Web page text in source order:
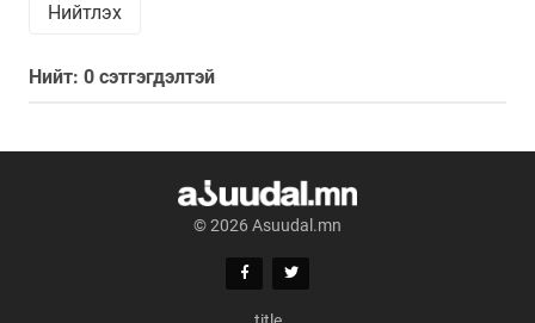
Нийтлэх
Нийт: 0 сэтгэгдэлтэй
© 2026 Asuudal.mn